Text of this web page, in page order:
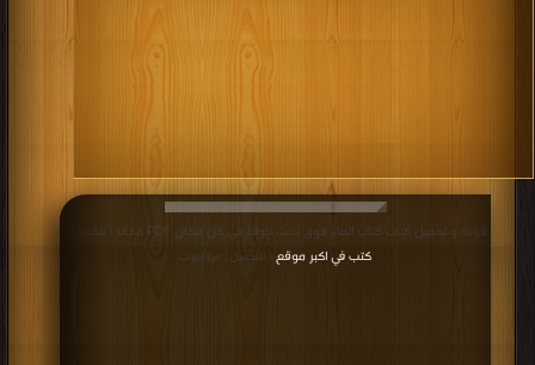
قراءة و تحميل كتاب كتاب الماء فوق تحت حولنا فى كل مكان PDF مجانا | مكتبة >
كتب في اكبر موقع | التحميل : مرة/مرات